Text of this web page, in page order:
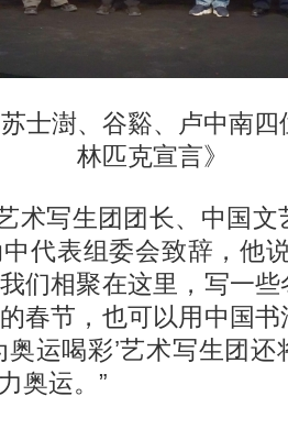
澍、谷谿、卢中南四
林匹克宣言》
写生团团长、中国文
代表组委会致辞，他
们相聚在这里，写一
春节，也可以用中国
奥运喝彩’艺术写生团
奥运。”